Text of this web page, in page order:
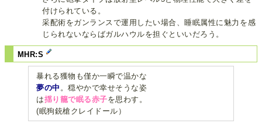
付けられている。
采配術をガンランスで運用したい場合、睡眠属性に魅力を感
じられないならばガルハウルを担ぐといいだろう。
MHR:S
暴れる獲物も僅か一瞬で温かな
夢の中 。穏やかで幸せそうな姿
は揺り籠で眠る赤子を思わす。
(眠狗銃槍クレイドール）